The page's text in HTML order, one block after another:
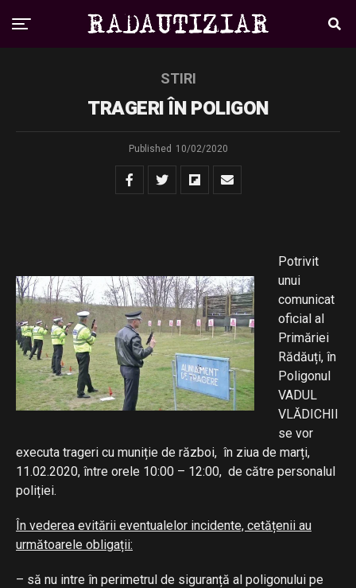
STIRI
TRAGERI ÎN POLIGON
Published 10/02/2020
Potrivit
unui
comunicat
oficial al
Primăriei
Rădăuți, în
Poligonul
VADUL
VLĂDICHII
se vor
executa trageri cu muniție de război, în ziua de marți,
11.02.2020, între orele 10:00 – 12:00, de către personalul
poliției.
În vederea evitării eventualelor incidente, cetățenii au
următoarele obligații:
– să nu intre în perimetrul de siguranță al poligonului pe